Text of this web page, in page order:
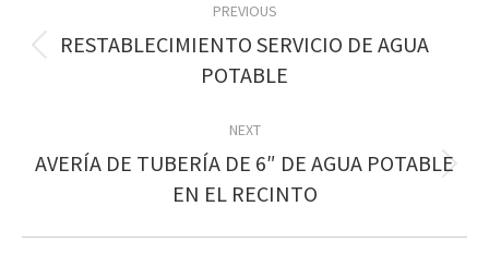
navigation
PREVIOUS
Previous
post:
RESTABLECIMIENTO SERVICIO DE AGUA
POTABLE
NEXT
Next
post:
AVERÍA DE TUBERÍA DE 6″ DE AGUA POTABLE
EN EL RECINTO